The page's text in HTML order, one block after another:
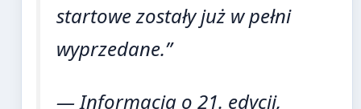
startowe zostały już w pełni
wyprzedane.”
— Informacja o 21. edycji,